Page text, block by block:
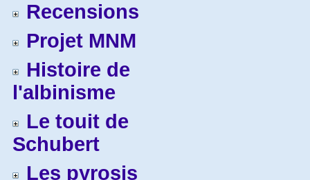
Recensions
Projet MNM
Histoire de
l'albinisme
Le touit de
Schubert
Les pyrosis